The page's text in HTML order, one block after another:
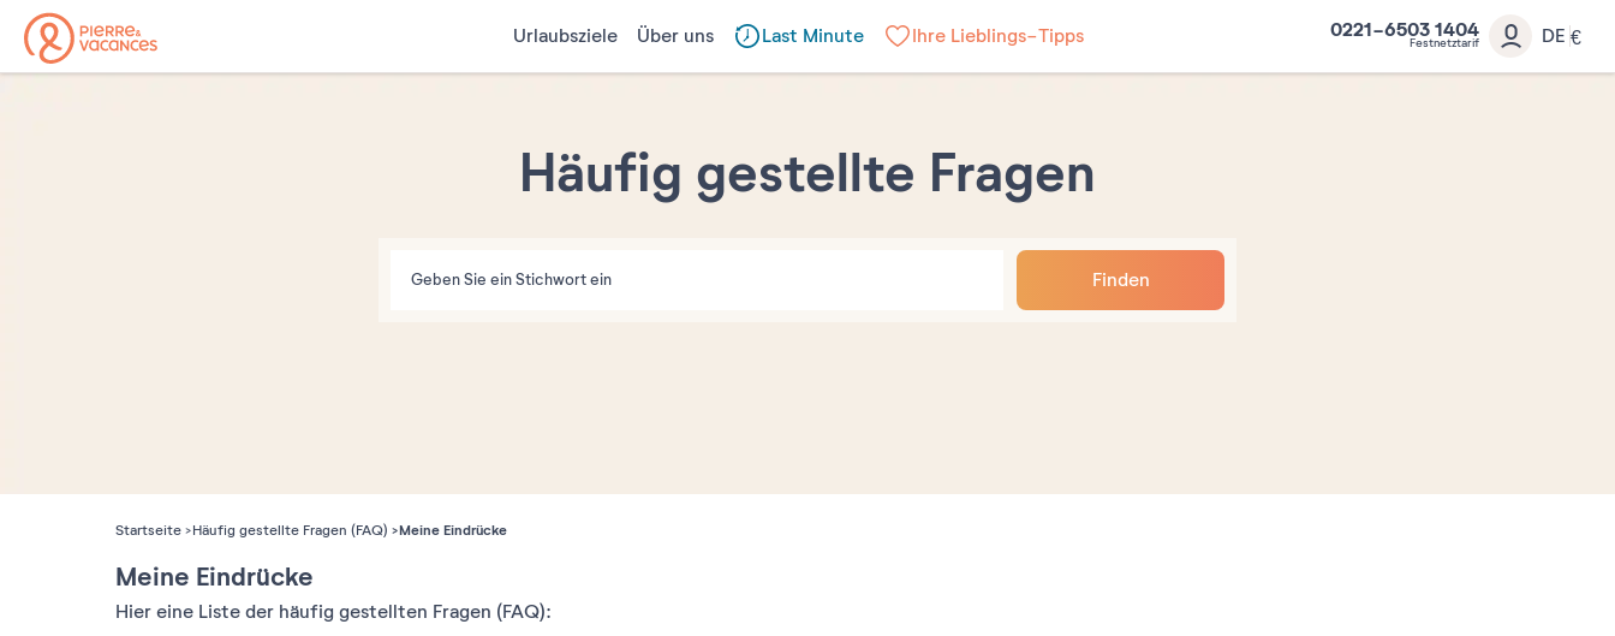
Urlaubsziele Über uns Last Minute Ihre Lieblings-Tipps 0221-6503 1404
Festnetztarif DE €
Häufig gestellte Fragen
Finden
Startseite Häufig gestellte Fragen (FAQ) Meine Eindrücke
Meine Eindrücke
Hier eine Liste der häufig gestellten Fragen (FAQ):